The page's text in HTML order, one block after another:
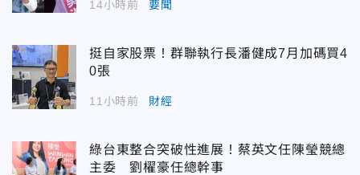
14小時前 要聞
挺自家股票！群聯執行長潘健成7月加碼買4
0張
11小時前 財經
綠台東整合突破性進展！蔡英文任陳瑩競總
主委 劉櫂豪任總幹事